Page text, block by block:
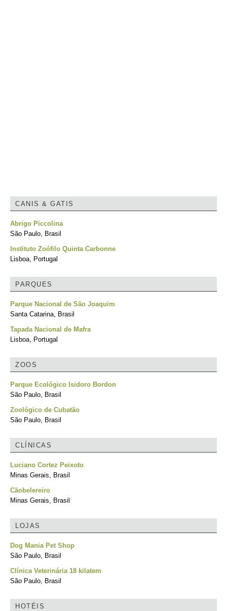
CANIS & GATIS
Abrigo Piccolina
São Paulo, Brasil
Instituto Zoófilo Quinta Carbonne
Lisboa, Portugal
PARQUES
Parque Nacional de São Joaquim
Santa Catarina, Brasil
Tapada Nacional de Mafra
Lisboa, Portugal
ZOOS
Parque Ecológico Isidoro Bordon
São Paulo, Brasil
Zoológico de Cubatão
São Paulo, Brasil
CLÍNICAS
Luciano Cortez Peixoto
Minas Gerais, Brasil
Cãobelereiro
Minas Gerais, Brasil
LOJAS
Dog Mania Pet Shop
São Paulo, Brasil
Clínica Veterinária 18 kilatem
São Paulo, Brasil
HOTÉIS